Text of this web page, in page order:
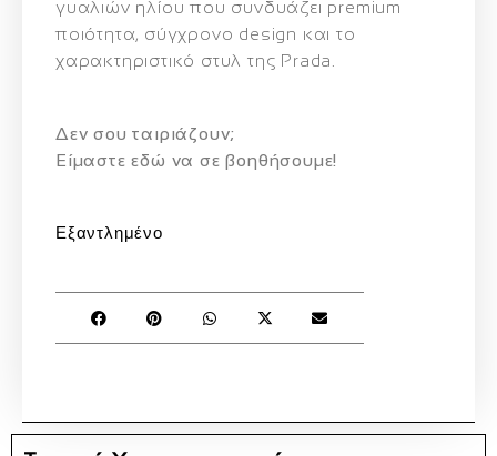
γυαλιών ηλίου που συνδυάζει premium
ποιότητα, σύγχρονο design και το
χαρακτηριστικό στυλ της Prada
Δεν σου ταιριάζουν;
Eίμαστε εδώ να σε βοηθήσουμε!
Εξαντλημένο